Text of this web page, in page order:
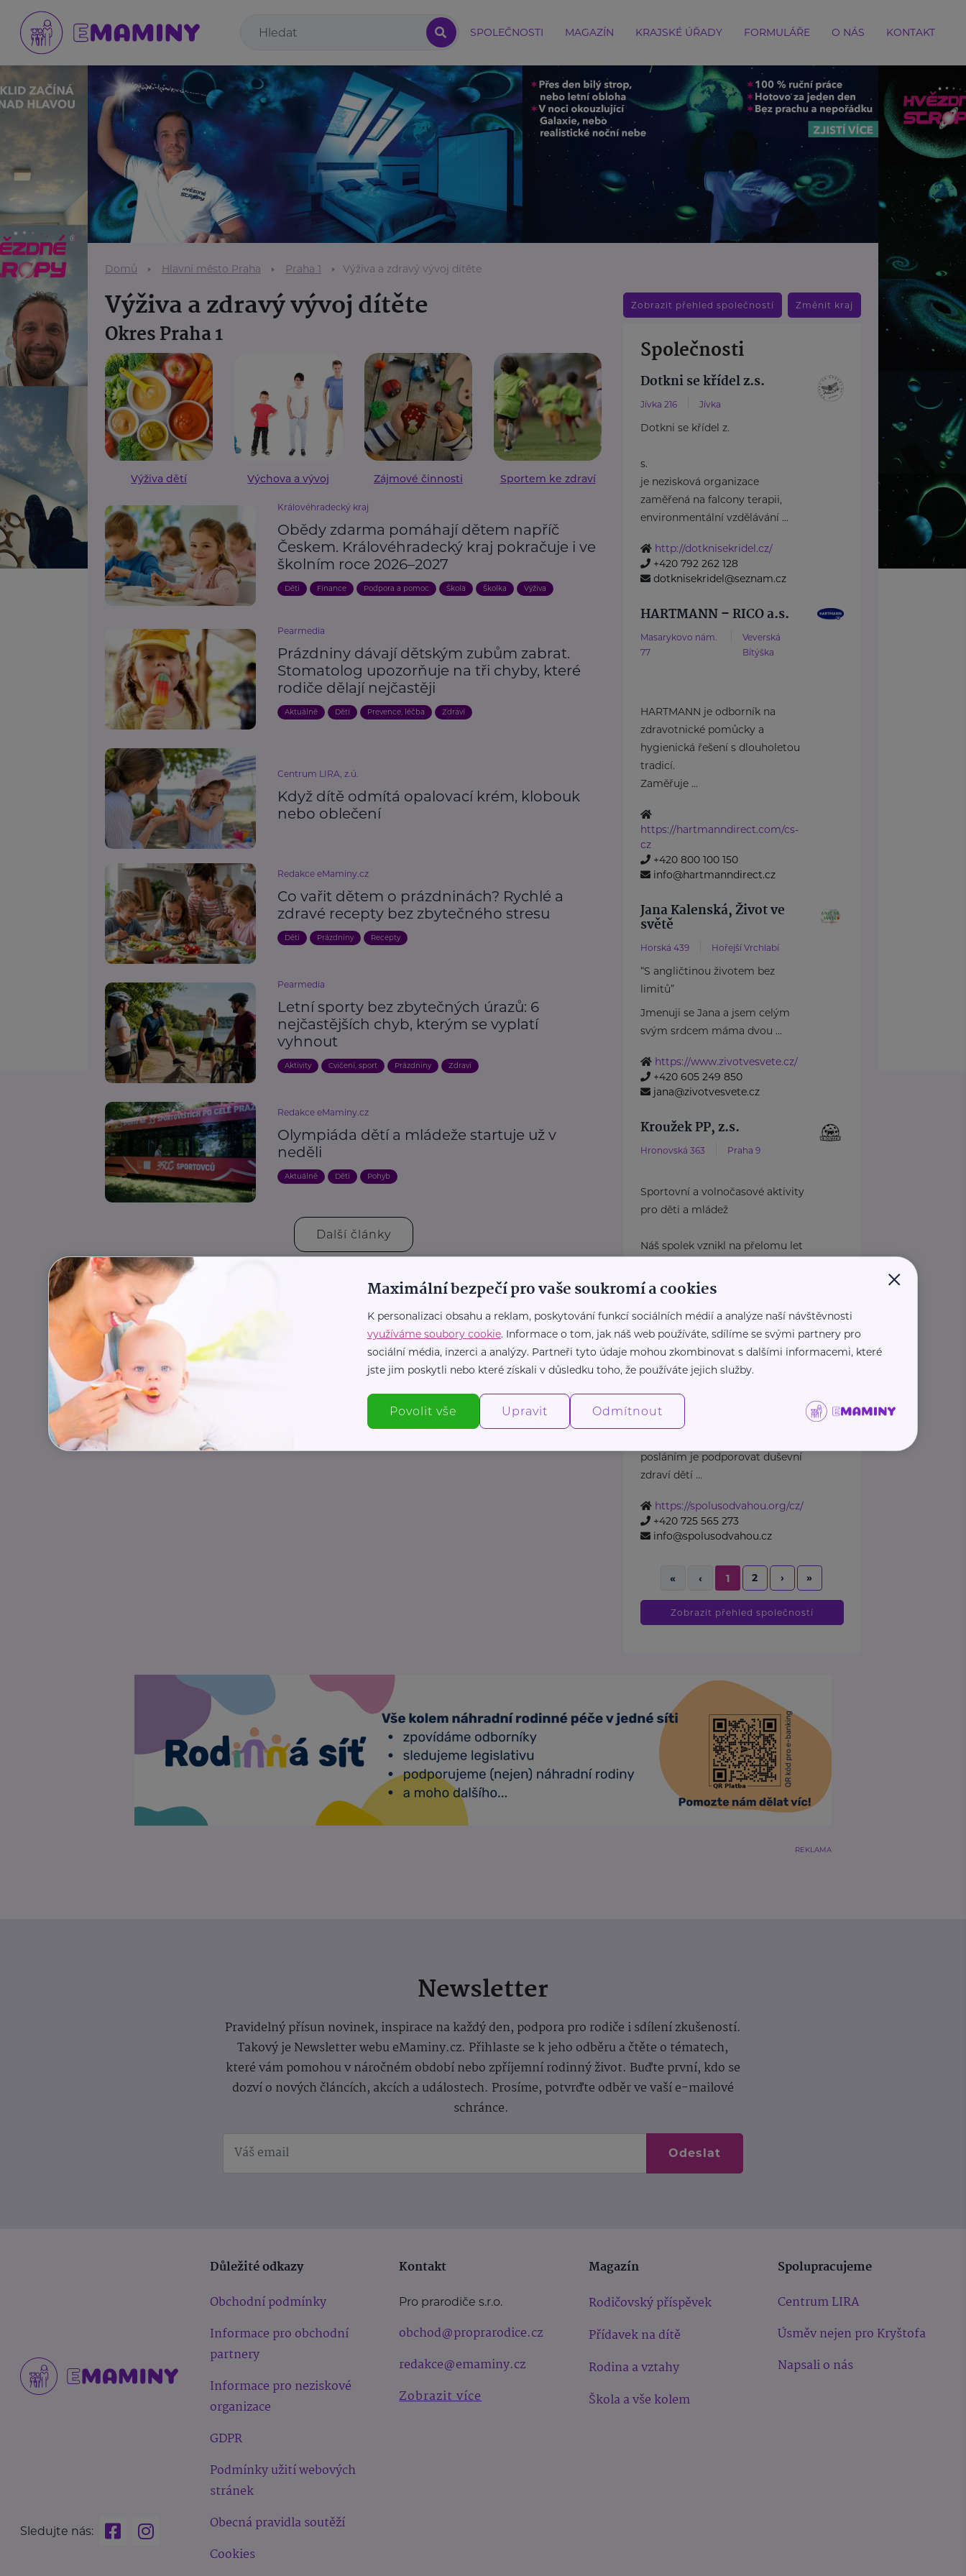
SPOLEČNOSTI MAGAZÍN KRAJSKÉ ÚŘADY FORMULÁŘE O NÁS KONTAKT
Domů Hlavní město Praha Praha 1 Výživa a zdravý vývoj dítěte
Výživa a zdravý vývoj dítěte
Okres Praha 1
Výživa dětí Výchova a vývoj Zájmové činnosti Sportem ke zdraví
Královéhradecký kraj
Obědy zdarma pomáhají dětem napříč
Českem. Královéhradecký kraj pokračuje i ve
školním roce 2026–2027
Děti Finance Podpora a pomoc Škola Školka Výživa
Pearmedia
Prázdniny dávají dětským zubům zabrat.
Stomatolog upozorňuje na tři chyby, které
rodiče dělají nejčastěji
Aktuálně Děti Prevence, léčba Zdraví
Centrum LIRA, z.ú.
Když dítě odmítá opalovací krém, klobouk
nebo oblečení
Redakce eMaminy.cz
Co vařit dětem o prázdninách? Rychlé a
zdravé recepty bez zbytečného stresu
Děti Prázdniny Recepty
Pearmedia
Letní sporty bez zbytečných úrazů: 6
nejčastějších chyb, kterým se vyplatí
vyhnout
Aktivity Cvičení, sport Prázdniny Zdraví
Redakce eMaminy.cz
Olympiáda dětí a mládeže startuje už v
neděli
Aktuálně Děti Pohyb
Další články
Zobrazit přehled společností Změnit kraj
Společnosti
Dotkni se křídel z.s.
Jívka 216 Jívka
Dotkni se křídel z.
s.
je nezisková organizace
zaměřená na falcony terapii,
environmentální vzdělávání ...
http://dotknisekridel.cz/
+420 792 262 128
dotknisekridel@seznam.cz
HARTMANN – RICO a.s.
Masarykovo nám.
77
Veverská
Bítýška
HARTMANN je odborník na
zdravotnické pomůcky a
hygienická řešení s dlouholetou
tradicí.
Zaměřuje ...
https://hartmanndirect.com/cs-
cz
+420 800 100 150
info@hartmanndirect.cz
Jana Kalenská, Život ve
světě
Horská 439 Hořejší Vrchlabí
“S angličtinou životem bez
limitů”
Jmenuji se Jana a jsem celým
svým srdcem máma dvou ...
https://www.zivotvesvete.cz/
+420 605 249 850
jana@zivotvesvete.cz
Kroužek PP, z.s.
Hronovská 363 Praha 9
Sportovní a volnočasové aktivity
pro děti a mládež
Náš spolek vznikl na přelomu let
https://www.krouzekpp.cz/
+420 606 465 067
lucie@krouzekpp.cz
Nadační fond Spolu s
odvahou
Žižkova 403
posláním je podporovat duševní
zdraví dětí ...
https://spolusodvahou.org/cz/
+420 725 565 273
info@spolusodvahou.cz
« ‹ 1 2 › »
Zobrazit přehled společností
REKLAMA
Newsletter
Pravidelný přísun novinek, inspirace na každý den, podpora pro rodiče i sdílení zkušeností.
Takový je Newsletter webu eMaminy.cz. Přihlaste se k jeho odběru a čtěte o tématech,
které vám pomohou v náročném období nebo zpříjemní rodinný život. Buďte první, kdo se
dozví o nových článcích, akcích a událostech. Prosíme, potvrďte odběr ve vaší e-mailové
schránce.
Odeslat
Sledujte nás:
Důležité odkazy
Obchodní podmínky
Informace pro obchodní
partnery
Informace pro neziskové
organizace
GDPR
Podmínky užití webových
stránek
Obecná pravidla soutěží
Cookies
Kontakt
Pro prarodiče s.r.o.
obchod@proprarodice.cz
redakce@emaminy.cz
Zobrazit více
Magazín
Rodičovský příspěvek
Přídavek na dítě
Rodina a vztahy
Škola a vše kolem
Spolupracujeme
Centrum LIRA
Úsměv nejen pro Kryštofa
Napsali o nás
×
Maximální bezpečí pro vaše soukromí a cookies
K personalizaci obsahu a reklam, poskytování funkcí sociálních médií a analýze naší návštěvnosti
využíváme soubory cookie. Informace o tom, jak náš web používáte, sdílíme se svými partnery pro
sociální média, inzerci a analýzy. Partneři tyto údaje mohou zkombinovat s dalšími informacemi, které
jste jim poskytli nebo které získali v důsledku toho, že používáte jejich služby.
Povolit vše Upravit Odmítnout